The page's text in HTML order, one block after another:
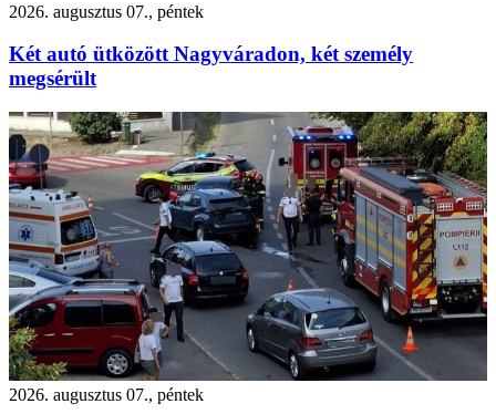
2026. augusztus 07., péntek
Két autó ütközött Nagyváradon, két személy
megsérült
2026. augusztus 07., péntek